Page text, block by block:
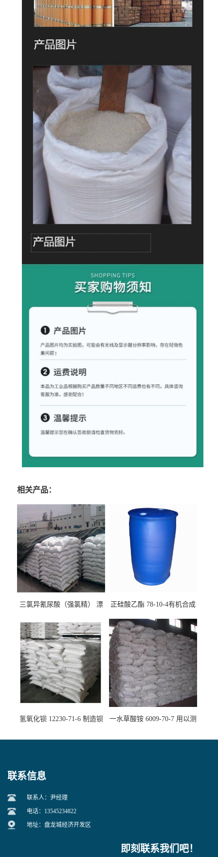
相关产品：
三氯异氰尿酸（强氯精） 漂
正硅酸乙酯 78-10-4有机合成
氢氧化钡 12230-71-6 制造钡
一水草酸铵 6009-70-7 用以测
联系信息
联系人：尹经理
电话：13545234822
地址：盘龙城经济开发区
即刻联系我们吧！